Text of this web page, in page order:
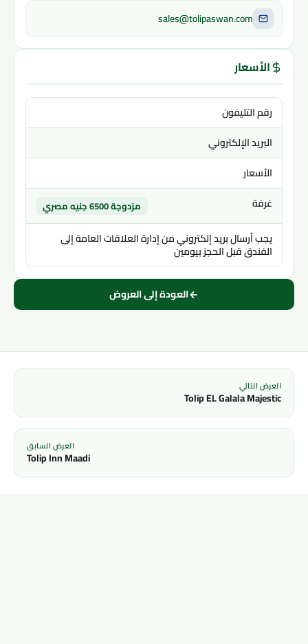
sales@tolipaswan.com
الأسعار
رقم التليفون
البريد الإلكتروني
الأسعار
غرفة
مزدوجة 6500 جنيه مصري
يجب أرسال بريد إلكتروني من إدارة العلاقات العامة إلى
الفندق قبل الحجز بيومين
العودة إلى العروض
العرض التالي
Tolip EL Galala Majestic
العرض السابق
Tolip Inn Maadi